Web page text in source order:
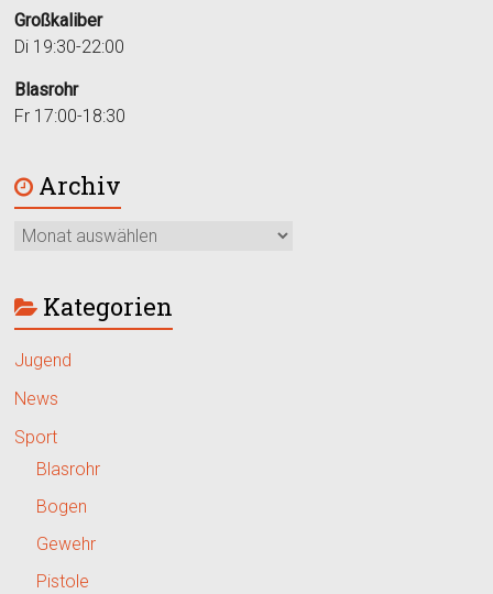
Großkaliber
Di 19:30-22:00
Blasrohr
Fr 17:00-18:30
Archiv
Kategorien
Jugend
News
Sport
Blasrohr
Bogen
Gewehr
Pistole